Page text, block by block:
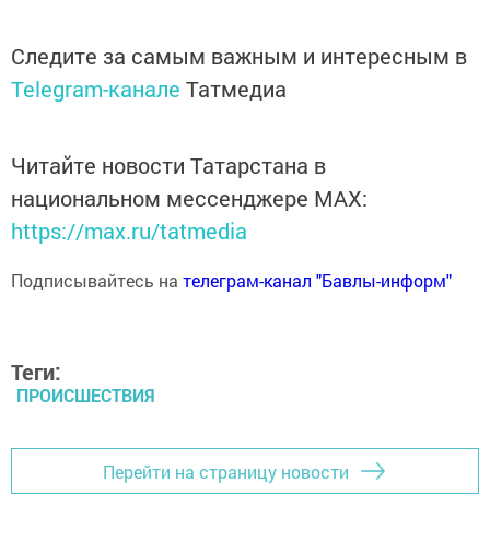
Следите за самым важным и интересным в
Telegram-канале Татмедиа
Читайте новости Татарстана в
национальном мессенджере MАХ:
https://max.ru/tatmedia
Подписывайтесь на телеграм-канал "Бавлы-информ"
Теги:
ПРОИСШЕСТВИЯ
Перейти на страницу новости